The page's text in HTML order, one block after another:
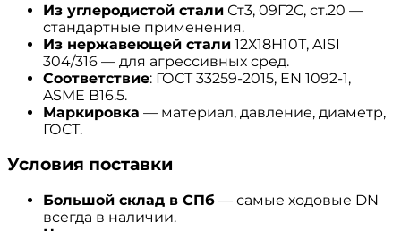
Из углеродистой стали Ст3, 09Г2С, ст.20 —
стандартные применения.
Из нержавеющей стали 12Х18Н10Т, AISI
304/316 — для агрессивных сред.
Соответствие: ГОСТ 33259-2015, EN 1092-1,
ASME B16.5.
Маркировка — материал, давление, диаметр,
ГОСТ.
Условия поставки
Большой склад в СПб — самые ходовые DN
всегда в наличии.